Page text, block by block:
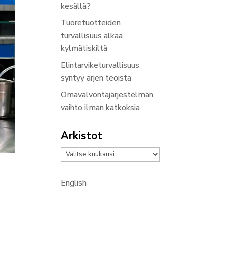
kesällä?
Tuoretuotteiden
turvallisuus alkaa
kylmätiskiltä
Elintarviketurvallisuus
syntyy arjen teoista
Omavalvontajärjestelmän
vaihto ilman katkoksia
Arkistot
Arkistot
English